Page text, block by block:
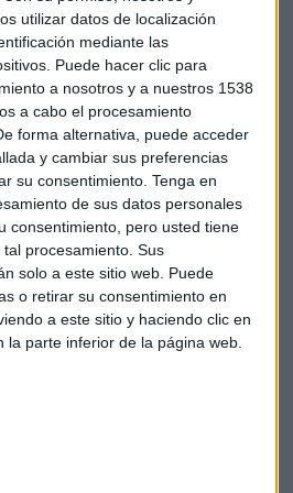
utilizar datos de localización
mediante las
Puede hacer clic para
a nosotros y a nuestros 1538
a cabo el procesamiento
forma alternativa, puede acceder
y cambiar sus preferencias
su consentimiento. Tenga en
de sus datos personales
consentimiento, pero usted tiene
procesamiento. Sus
solo a este sitio web. Puede
o retirar su consentimiento en
a este sitio y haciendo clic en
la parte inferior de la página web.
hacia la adopción de la IA
las dudas sobre el impacto en
y Gobernado afirma "dos tercios
que se incorpore la IA y para
de innovación".
que son participes del cambio
fácil el éxito" sentencia Ana.
division de talento" y nuestra
se incrementará por la entrada
años".
porque si se trabaja de forma